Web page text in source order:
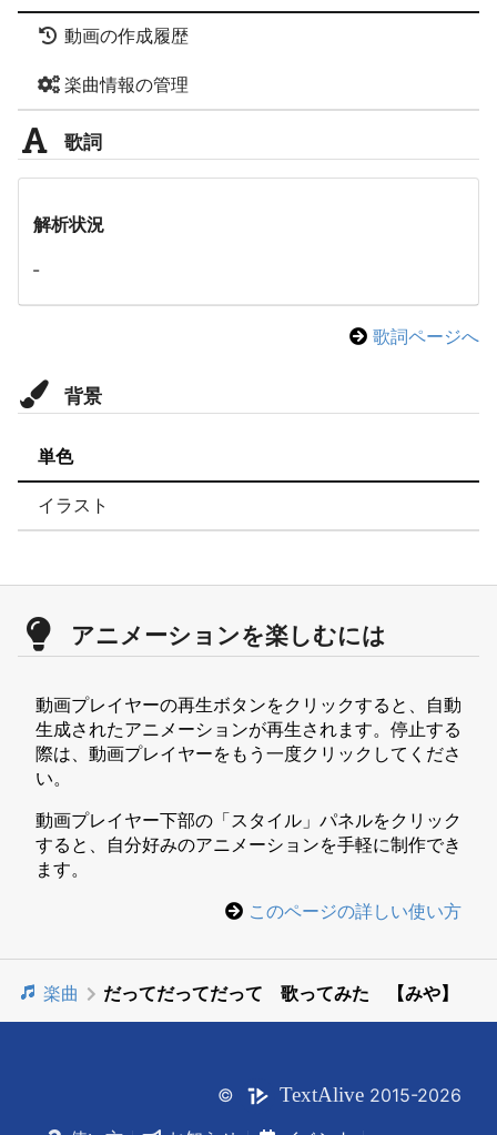
動画の作成履歴
楽曲情報の管理
歌詞
解析状況
-
歌詞ページへ
背景
単色
イラスト
アニメーションを楽しむには
動画プレイヤーの再生ボタンをクリックすると、自動
生成されたアニメーションが再生されます。停止する
際は、動画プレイヤーをもう一度クリックしてくださ
い。
動画プレイヤー下部の「スタイル」パネルをクリック
すると、自分好みのアニメーションを手軽に制作でき
ます。
このページの詳しい使い方
楽曲 だってだってだって 歌ってみた 【みや】
© TextAlive 2015-2026